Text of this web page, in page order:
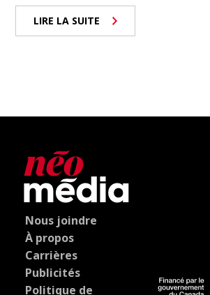
LIRE LA SUITE
Nous joindre
À propos
Carrières
Publicités
Politique de